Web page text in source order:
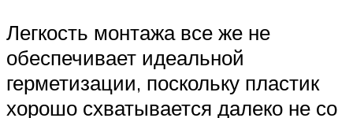
Легкость монтажа все же не
обеспечивает идеальной
герметизации, поскольку пластик
хорошо схватывается далеко не со